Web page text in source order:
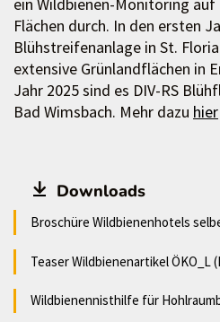
ein Wildbienen-Monitoring
Flächen durch. In den ersten
Blühstreifenanlage in St.
extensive Grünlandflächen in
Jahr 2025 sind es DIV-RS
Bad Wimsbach. Mehr dazu hier
Downloads
Broschüre Wildbienenhotels
Teaser Wildbienenartikel ÖKO_L
Wildbienennisthilfe für